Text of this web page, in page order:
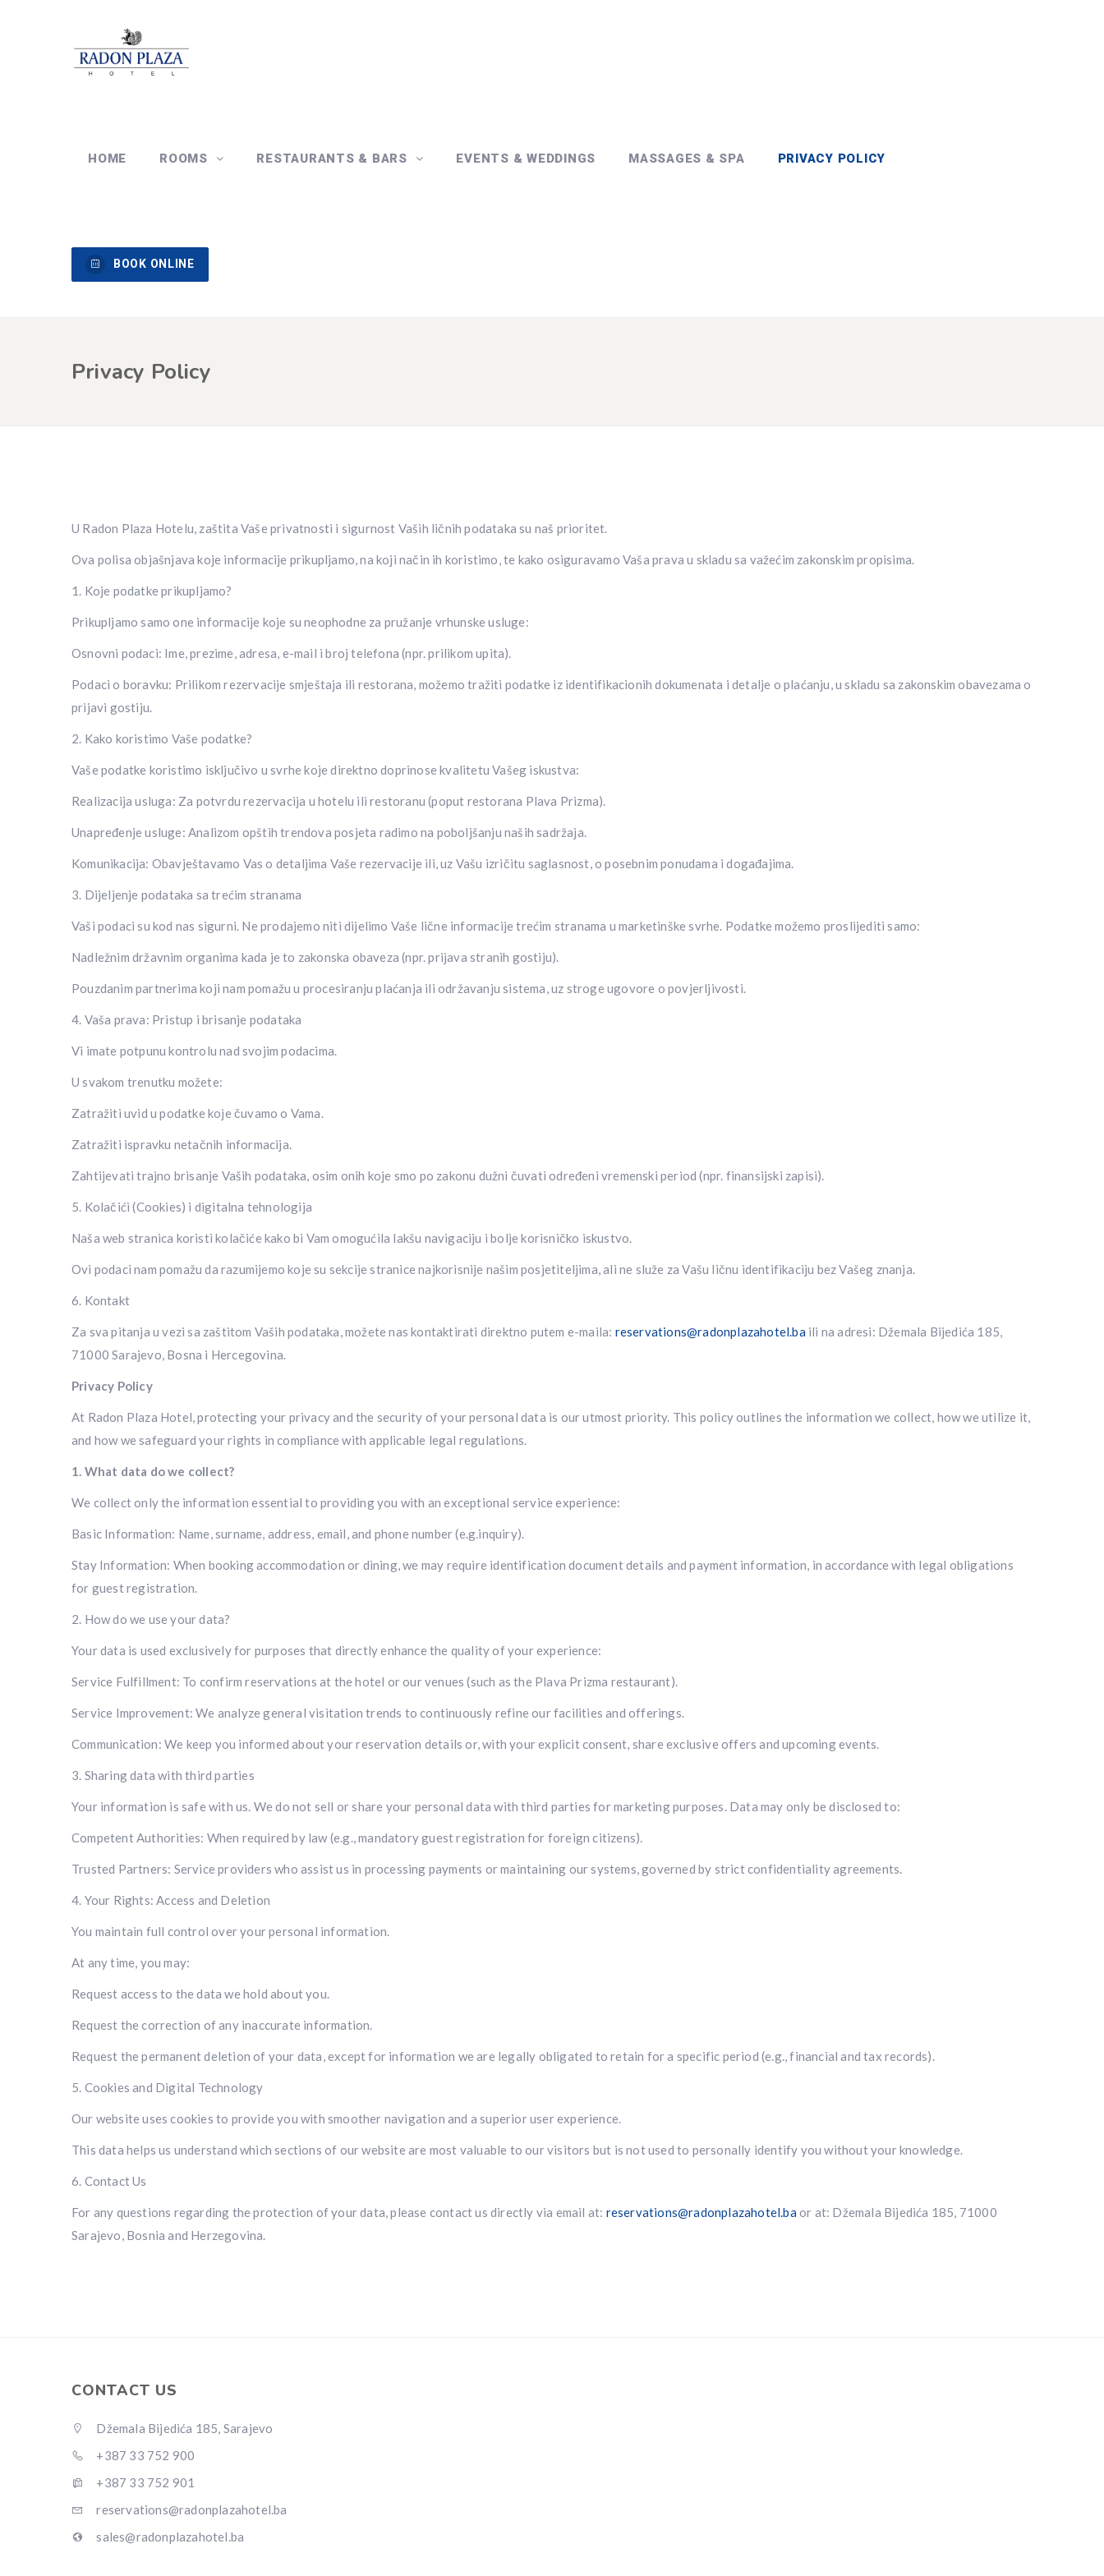
HOME ROOMS RESTAURANTS & BARS EVENTS & WEDDINGS MASSAGES & SPA PRIVACY POLICY
BOOK ONLINE
Privacy Policy
U Radon Plaza Hotelu, zaštita Vaše privatnosti i sigurnost Vaših ličnih podataka su naš prioritet.
Ova polisa objašnjava koje informacije prikupljamo, na koji način ih koristimo, te kako osiguravamo Vaša prava u skladu sa važećim zakonskim propisima.
1. Koje podatke prikupljamo?
Prikupljamo samo one informacije koje su neophodne za pružanje vrhunske usluge:
Osnovni podaci: Ime, prezime, adresa, e-mail i broj telefona (npr. prilikom upita).
Podaci o boravku: Prilikom rezervacije smještaja ili restorana, možemo tražiti podatke iz identifikacionih dokumenata i detalje o plaćanju, u skladu sa zakonskim obavezama o
prijavi gostiju.
2. Kako koristimo Vaše podatke?
Vaše podatke koristimo isključivo u svrhe koje direktno doprinose kvalitetu Vašeg iskustva:
Realizacija usluga: Za potvrdu rezervacija u hotelu ili restoranu (poput restorana Plava Prizma).
Unapređenje usluge: Analizom opštih trendova posjeta radimo na poboljšanju naših sadržaja.
Komunikacija: Obavještavamo Vas o detaljima Vaše rezervacije ili, uz Vašu izričitu saglasnost, o posebnim ponudama i događajima.
3. Dijeljenje podataka sa trećim stranama
Vaši podaci su kod nas sigurni. Ne prodajemo niti dijelimo Vaše lične informacije trećim stranama u marketinške svrhe. Podatke možemo proslijediti samo:
Nadležnim državnim organima kada je to zakonska obaveza (npr. prijava stranih gostiju).
Pouzdanim partnerima koji nam pomažu u procesiranju plaćanja ili održavanju sistema, uz stroge ugovore o povjerljivosti.
4. Vaša prava: Pristup i brisanje podataka
Vi imate potpunu kontrolu nad svojim podacima.
U svakom trenutku možete:
Zatražiti uvid u podatke koje čuvamo o Vama.
Zatražiti ispravku netačnih informacija.
Zahtijevati trajno brisanje Vaših podataka, osim onih koje smo po zakonu dužni čuvati određeni vremenski period (npr. finansijski zapisi).
5. Kolačići (Cookies) i digitalna tehnologija
Naša web stranica koristi kolačiće kako bi Vam omogućila lakšu navigaciju i bolje korisničko iskustvo.
Ovi podaci nam pomažu da razumijemo koje su sekcije stranice najkorisnije našim posjetiteljima, ali ne služe za Vašu ličnu identifikaciju bez Vašeg znanja.
6. Kontakt
Za sva pitanja u vezi sa zaštitom Vaših podataka, možete nas kontaktirati direktno putem e-maila: reservations@radonplazahotel.baili na adresi: Džemala Bijedića 185,
71000 Sarajevo, Bosna i Hercegovina.
Privacy Policy
At Radon Plaza Hotel, protecting your privacy and the security of your personal data is our utmost priority. This policy outlines the information we collect, how we utilize it,
and how we safeguard your rights in compliance with applicable legal regulations.
1. What data do we collect?
We collect only the information essential to providing you with an exceptional service experience:
Basic Information: Name, surname, address, email, and phone number (e.g.inquiry).
Stay Information: When booking accommodation or dining, we may require identification document details and payment information, in accordance with legal obligations
for guest registration.
2. How do we use your data?
Your data is used exclusively for purposes that directly enhance the quality of your experience:
Service Fulfillment: To confirm reservations at the hotel or our venues (such as the Plava Prizma restaurant).
Service Improvement: We analyze general visitation trends to continuously refine our facilities and offerings.
Communication: We keep you informed about your reservation details or, with your explicit consent, share exclusive offers and upcoming events.
3. Sharing data with third parties
Your information is safe with us. We do not sell or share your personal data with third parties for marketing purposes. Data may only be disclosed to:
Competent Authorities: When required by law (e.g., mandatory guest registration for foreign citizens).
Trusted Partners: Service providers who assist us in processing payments or maintaining our systems, governed by strict confidentiality agreements.
4. Your Rights: Access and Deletion
You maintain full control over your personal information.
At any time, you may:
Request access to the data we hold about you.
Request the correction of any inaccurate information.
Request the permanent deletion of your data, except for information we are legally obligated to retain for a specific period (e.g., financial and tax records).
5. Cookies and Digital Technology
Our website uses cookies to provide you with smoother navigation and a superior user experience.
This data helps us understand which sections of our website are most valuable to our visitors but is not used to personally identify you without your knowledge.
6. Contact Us
For any questions regarding the protection of your data, please contact us directly via email at: reservations@radonplazahotel.baor at: Džemala Bijedića 185, 71000
Sarajevo, Bosnia and Herzegovina.
CONTACT US
Džemala Bijedića 185, Sarajevo
+387 33 752 900
+387 33 752 901
reservations@radonplazahotel.ba
sales@radonplazahotel.ba